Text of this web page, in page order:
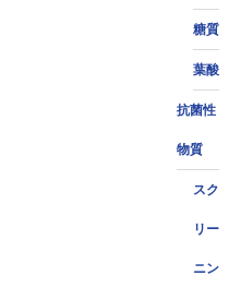
糖質
葉酸
抗菌性
物質
スク
リー
ニン